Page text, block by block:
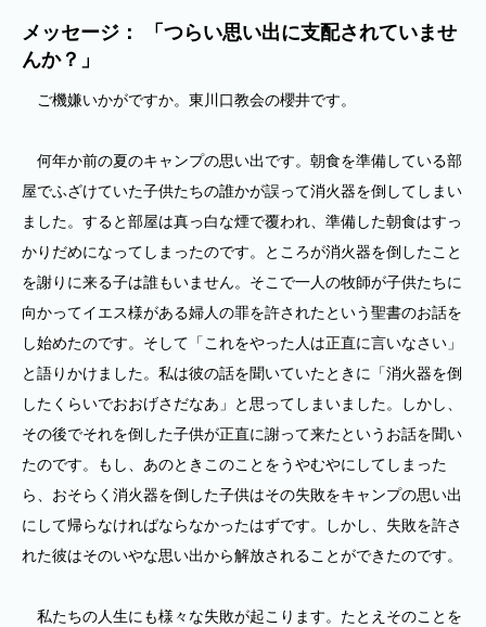
メッセージ： 「つらい思い出に支配されていませ
んか？」
ご機嫌いかがですか。東川口教会の櫻井です。
何年か前の夏のキャンプの思い出です。朝食を準備している部
屋でふざけていた子供たちの誰かが誤って消火器を倒してしまい
ました。すると部屋は真っ白な煙で覆われ、準備した朝食はすっ
かりだめになってしまったのです。ところが消火器を倒したこと
を謝りに来る子は誰もいません。そこで一人の牧師が子供たちに
向かってイエス様がある婦人の罪を許されたという聖書のお話を
し始めたのです。そして「これをやった人は正直に言いなさい」
と語りかけました。私は彼の話を聞いていたときに「消火器を倒
したくらいでおおげさだなあ」と思ってしまいました。しかし、
その後でそれを倒した子供が正直に謝って来たというお話を聞い
たのです。もし、あのときこのことをうやむやにしてしまった
ら、おそらく消火器を倒した子供はその失敗をキャンプの思い出
にして帰らなければならなかったはずです。しかし、失敗を許さ
れた彼はそのいやな思い出から解放されることができたのです。
私たちの人生にも様々な失敗が起こります。たとえそのことを